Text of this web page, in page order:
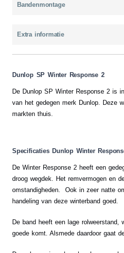
Bandenmontage
Extra informatie
Dunlop SP Winter Response 2
De Dunlop SP Winter Response 2 is
van het gedegen merk Dunlop. Deze
markten thuis.
Specificaties Dunlop Winter
De Winter Response 2 heeft een
droog wegdek. Het remvermogen en
omstandigheden. Ook in zeer natte
handeling van deze winterband goed.
De band heeft een lage rolweerstand,
goede komt. Alsmede daardoor gaat